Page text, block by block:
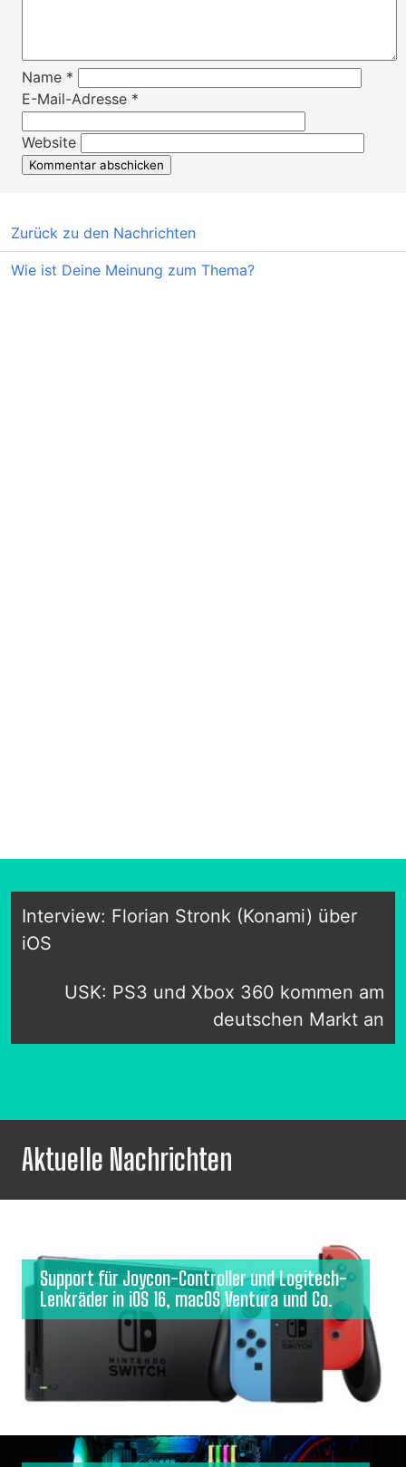
Name *
E-Mail-Adresse *
Website
Zurück zu den Nachrichten
Wie ist Deine Meinung zum Thema?
Interview: Florian Stronk (Konami) über
iOS
USK: PS3 und Xbox 360 kommen am
deutschen Markt an
Aktuelle Nachrichten
Support für Joycon-Controller und Logitech-
Lenkräder in iOS 16, macOS Ventura und Co.